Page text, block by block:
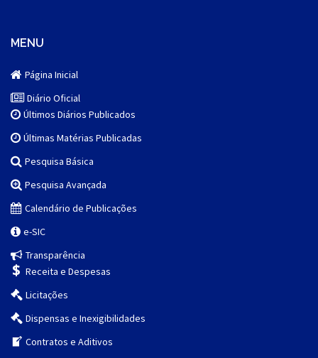
MENU
Página Inicial
Diário Oficial
Últimos Diários Publicados
Últimas Matérias Publicadas
Pesquisa Básica
Pesquisa Avançada
Calendário de Publicações
e-SIC
Transparência
Receita e Despesas
Licitações
Dispensas e Inexigibilidades
Contratos e Aditivos